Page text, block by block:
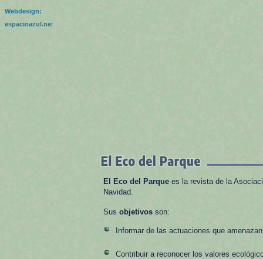
Webdesign:
espacioazul.net
El Eco del Parque es la revista de la
Navidad.
Sus objetivos son:
Informar de las actuaciones que
Contribuir a reconocer los valores